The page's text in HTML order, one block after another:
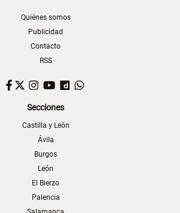
Quiénes somos
Publicidad
Contacto
RSS
Facebook
TwitterInstagram
YouTubeDailymotion
Secciones
Castilla y León
Ávila
Burgos
León
El Bierzo
Palencia